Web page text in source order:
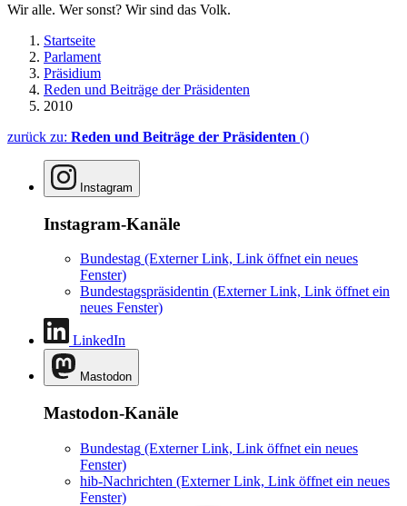
Wir alle. Wer sonst? Wir sind das Volk.
Startseite
Parlament
Präsidium
Reden und Beiträge der Präsidenten
2010
zurück zu: Reden und Beiträge der Präsidenten ()
Instagram
Instagram-Kanäle
Bundestag (Externer Link, Link öffnet ein neues
Fenster)
Bundestagspräsidentin (Externer Link, Link öffnet ein
neues Fenster)
LinkedIn
Mastodon
Mastodon-Kanäle
Bundestag (Externer Link, Link öffnet ein neues
Fenster)
hib-Nachrichten (Externer Link, Link öffnet ein neues
Fenster)